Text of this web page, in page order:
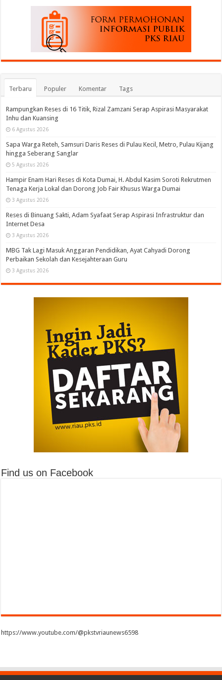
Terbaru Populer Komentar Tags
Rampungkan Reses di 16 Titik, Rizal Zamzani Serap Aspirasi Masyarakat
Inhu dan Kuansing
6 Agustus 2026
Sapa Warga Reteh, Samsuri Daris Reses di Pulau Kecil, Metro, Pulau Kijang
hingga Seberang Sanglar
5 Agustus 2026
Hampir Enam Hari Reses di Kota Dumai, H. Abdul Kasim Soroti Rekrutmen
Tenaga Kerja Lokal dan Dorong Job Fair Khusus Warga Dumai
3 Agustus 2026
Reses di Binuang Sakti, Adam Syafaat Serap Aspirasi Infrastruktur dan
Internet Desa
3 Agustus 2026
MBG Tak Lagi Masuk Anggaran Pendidikan, Ayat Cahyadi Dorong
Perbaikan Sekolah dan Kesejahteraan Guru
3 Agustus 2026
Find us on Facebook
https://www.youtube.com/@pkstvriaunews6598